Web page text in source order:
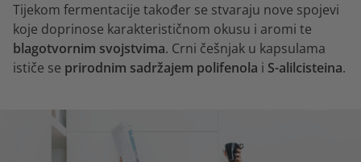
Tijekom fermentacije također se stvaraju nove spojevi
koje doprinose karakterističnom okusu i aromi te
blagotvornim svojstvima. Crni češnjak u kapsulama
ističe se prirodnim sadržajem polifenola i S-alilcisteina.